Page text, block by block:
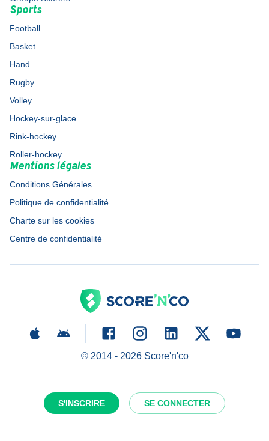
S'INSCRIRE SE CONNECTER
Sports
Football
Basket
Hand
Rugby
Volley
Hockey-sur-glace
Rink-hockey
Roller-hockey
Mentions légales
Conditions Générales
Politique de confidentialité
Charte sur les cookies
Centre de confidentialité
© 2014 - 2026Score'n'co